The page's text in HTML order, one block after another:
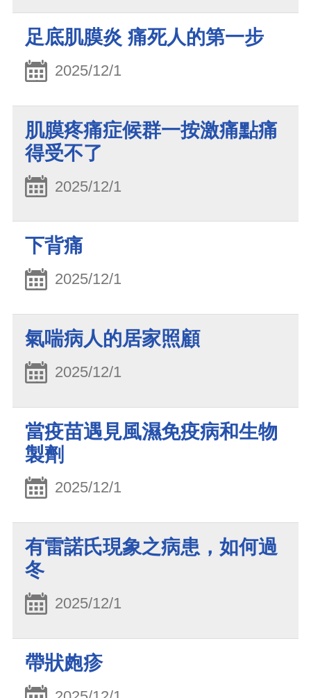
足底肌膜炎 痛死人的第一步
2025/12/1
肌膜疼痛症候群一按激痛點痛
得受不了
2025/12/1
下背痛
2025/12/1
氣喘病人的居家照顧
2025/12/1
當疫苗遇見風濕免疫病和生物
製劑
2025/12/1
有雷諾氏現象之病患，如何過
冬
2025/12/1
帶狀皰疹